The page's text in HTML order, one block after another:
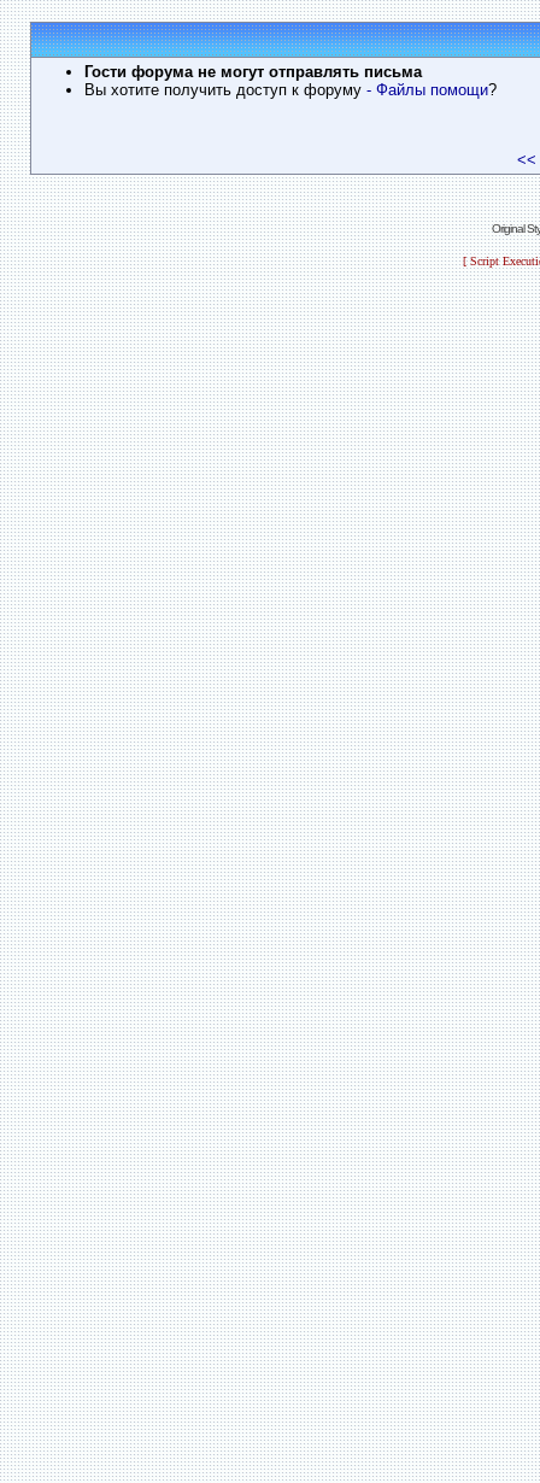
Гости форума не могут отправлять письма
Вы хотите получить доступ к форуму - Файлы помощи?
<<
Original
[ Script